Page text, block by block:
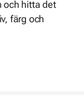
och hitta det
färg och